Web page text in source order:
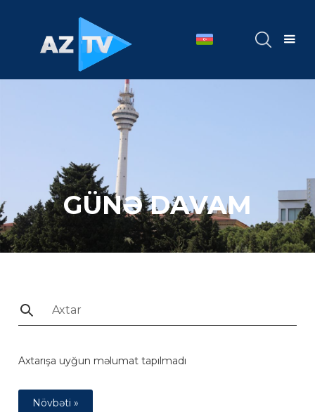
GÜNƏ DAVAM
Axtarışa uyğun məlumat tapılmadı
Növbəti »